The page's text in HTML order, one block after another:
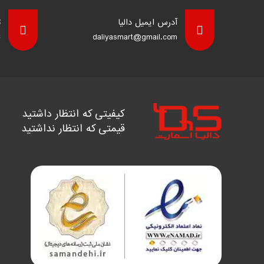
آدرس ایمیل دالیا
daliyasmart@gmail.com
کیفیتی که انتظار داشتید
قیمتی که انتظار نداشتید